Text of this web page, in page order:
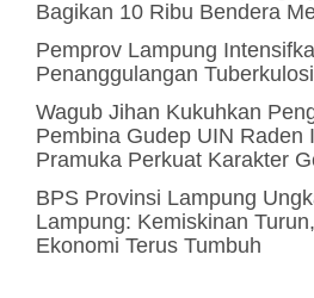
Bagikan 10 Ribu Bendera
Pemprov Lampung
Penanggulangan
Wagub Jihan Kukuhkan
Pembina Gudep UIN Raden
Pramuka Perkuat Karakter
BPS Provinsi Lampung
Lampung: Kemiskinan
Ekonomi Terus Tumbuh